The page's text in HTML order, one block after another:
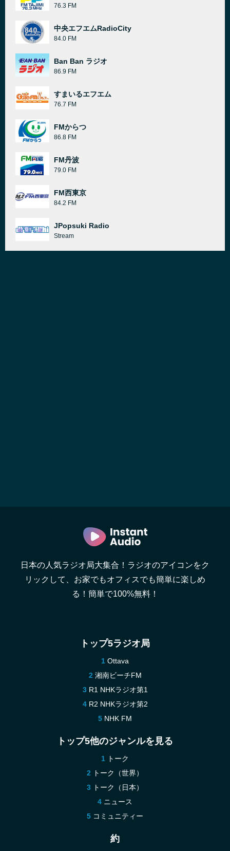
76.3 FM
中央エフエムRadioCity
84.0 FM
Ban Ban ラジオ
86.9 FM
すまいるエフエム
76.7 FM
FMからつ
86.8 FM
FM丹波
79.0 FM
FM西東京
84.2 FM
JPopsuki Radio
Stream
日本の人気ラジオ局大集合！ラジオのアイコンをク
リックして、お家でもオフィスでも簡単に楽しめ
る！簡単で100%無料！
トップ5ラジオ局
Ottava
湘南ビーチFM
R1 NHKラジオ第1
R2 NHKラジオ第2
NHK FM
トップ5他のジャンルを見る
トーク
トーク（世界）
トーク（日本）
ニュース
コミュニティー
約